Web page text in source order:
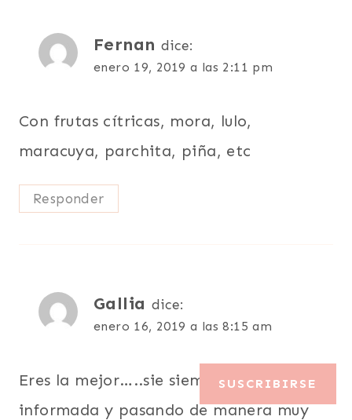
Fernan dice:
enero 19, 2019 a las 2:11 pm
Con frutas cítricas, mora, lulo,
maracuya, parchita, piña, etc
Responder
Gallia dice:
enero 16, 2019 a las 8:15 am
Eres la mejor…..sie siempre bien
informada y pasando de manera muy
SUSCRIBIRSE